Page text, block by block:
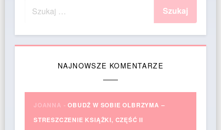
NAJNOWSZE KOMENTARZE
JOANNA -OBUDŹ W SOBIE OLBRZYMA –
STRESZCZENIE KSIĄŻKI, CZĘŚĆ II